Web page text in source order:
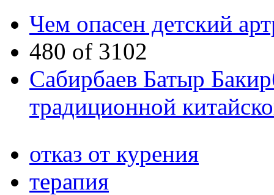
Чем опасен детский
480 of 3102
Сабирбаев Батыр
традиционной
отказ от курения
терапия